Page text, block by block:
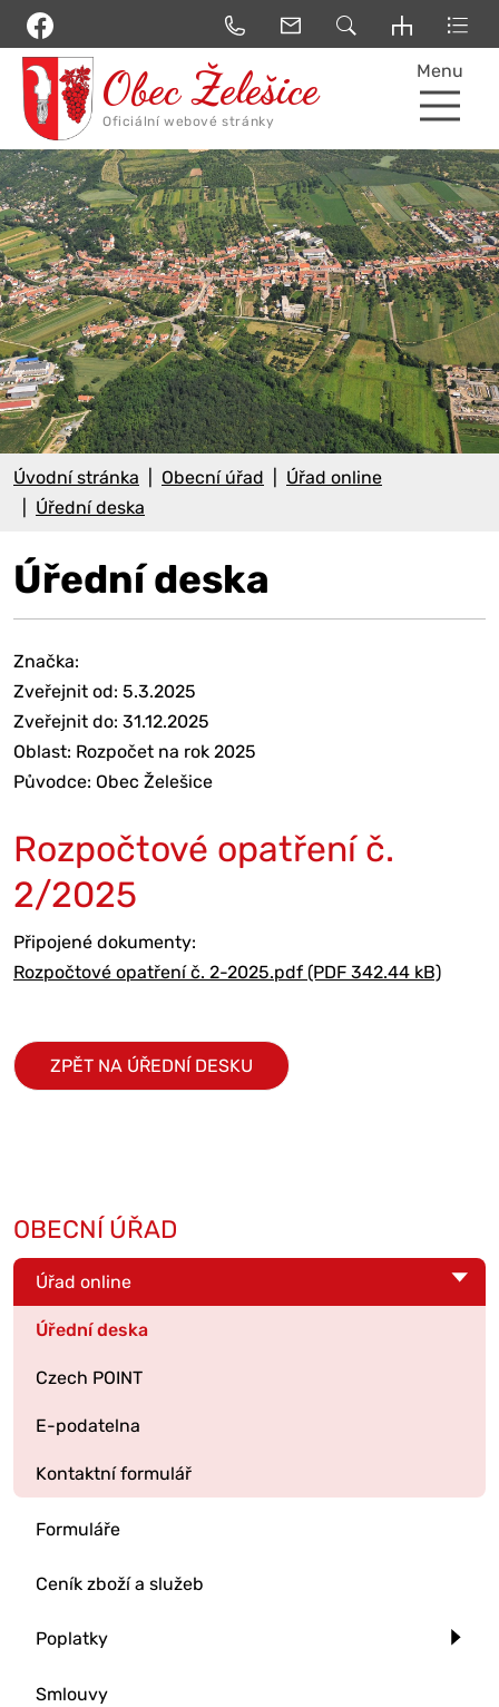
Menu
Úvodní stránka Obecní úřad
Úřad online
Úřední deska
Úřední deska
Značka:
Zveřejnit od: 5.3.2025
Zveřejnit do: 31.12.2025
Oblast: Rozpočet na rok 2025
Původce: Obec Želešice
Rozpočtové opatření č.
2/2025
Připojené dokumenty:
Rozpočtové opatření č. 2-2025.pdf (PDF 342.44 kB)
ZPĚT NA ÚŘEDNÍ DESKU
OBECNÍ ÚŘAD
Úřad online
Úřední deska
Czech POINT
E-podatelna
Kontaktní formulář
Formuláře
Ceník zboží a služeb
Poplatky
Smlouvy